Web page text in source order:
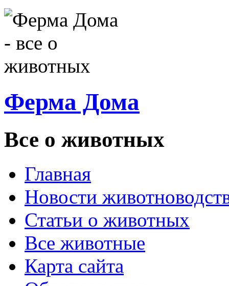
Ферма Дома
Все о животных
Главная
Новости
Статьи о животных
Все животные
Карта сайта